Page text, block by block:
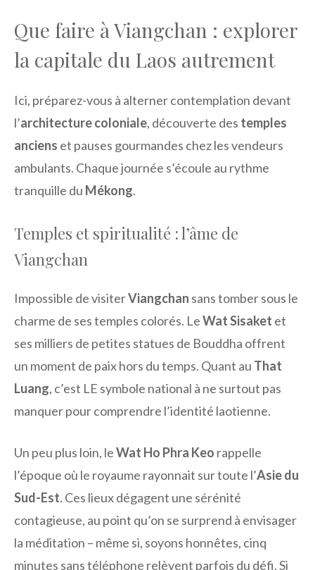
Que faire à Viangchan : explorer
la capitale du Laos autrement
Ici, préparez-vous à alterner contemplation devant
l’architecture coloniale, découverte des temples
anciens et pauses gourmandes chez les vendeurs
ambulants. Chaque journée s’écoule au rythme
tranquille du Mékong.
Temples et spiritualité : l’âme de
Viangchan
Impossible de visiterViangchan sans tomber sous le
charme de ses temples colorés. LeWat Sisaket et
ses milliers de petites statues de Bouddha offrent
un moment de paix hors du temps. Quant au That
Luang, c’est LE symbole national à ne surtout pas
manquer pour comprendre l’identité laotienne.
Un peu plus loin, leWat Ho Phra Keo rappelle
l’époque où le royaume rayonnait sur toute l’Asie du
Sud-Est. Ces lieux dégagent une sérénité
contagieuse, au point qu’on se surprend à envisager
la méditation – même si, soyons honnêtes, cinq
minutes sans téléphone relèvent parfois du défi. Si